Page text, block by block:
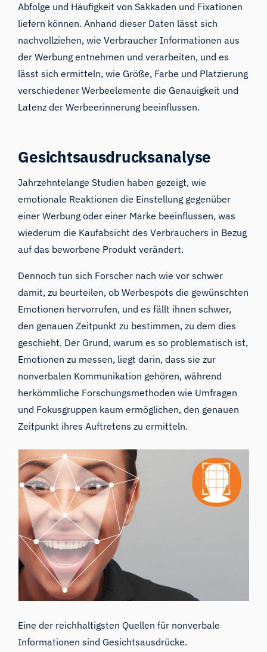
Abfolge und Häufigkeit von Sakkaden und Fixationen
liefern können.Anhand dieser Daten lässt sich
nachvollziehen, wie Verbraucher Informationen aus
der Werbung entnehmen und verarbeiten, und es
lässt sich ermitteln, wie Größe, Farbe und Platzierung
verschiedener Werbeelementedie Genauigkeit und
Latenz der Werbeerinnerung beeinflussen.
Gesichtsausdrucksanalyse
Jahrzehntelange Studien haben gezeigt, wie
emotionale Reaktionen die Einstellung gegenüber
einer Werbung oder einer Marke beeinflussen, was
wiederum die Kaufabsicht des Verbrauchers in Bezug
auf das beworbene Produkt verändert.
Dennoch tun sich Forscher nach wie vor schwer
damit, zu beurteilen, ob Werbespots die gewünschten
Emotionen hervorrufen, und es fällt ihnen schwer,
den genauen Zeitpunkt zu bestimmen, zu dem dies
geschieht. Der Grund, warum es so problematisch ist,
Emotionen zu messen, liegt darin, dass sie zur
nonverbalen Kommunikation gehören, während
herkömmliche Forschungsmethoden wie Umfragen
und Fokusgruppen kaum ermöglichen, den genauen
Zeitpunkt ihres Auftretens zu ermitteln.
Eine der reichhaltigsten Quellen für nonverbale
Informationen sind Gesichtsausdrücke.